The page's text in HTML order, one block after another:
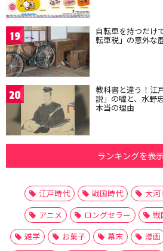
19 自転車を持つだけ
転車税」の意外な
20 教科書と違う！江
説」の嘘と、水野
本当の理由
ランキングを表
江戸時代 戦国時代 大河
アニメ
ロングセラー 戦
雑学
お菓子 幕末 漫画